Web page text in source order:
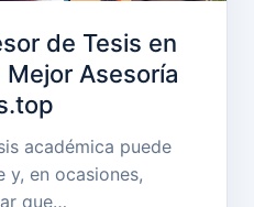
de Tesis en
Asesoría
académica puede
y, en ocasiones,
que…